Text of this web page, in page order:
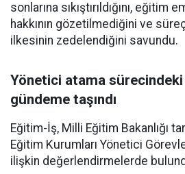
sonlarına sıkıştırıldığını,
hakkının gözetilmediğini ve
ilkesinin zedelendiğini savundu.
Yönetici atama
gündeme taşındı
Eğitim-İş, Milli Eğitim Bakanlığı
Eğitim Kurumları Yönetici
ilişkin değerlendirmelerde